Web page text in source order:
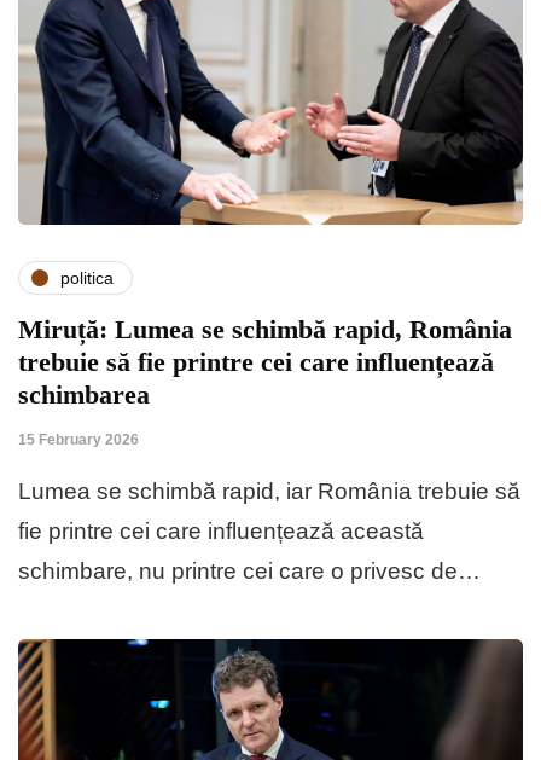
politica
Miruță: Lumea se schimbă rapid, România
trebuie să fie printre cei care influențează
schimbarea
15 February 2026
Lumea se schimbă rapid, iar România trebuie să
fie printre cei care influențează această
schimbare, nu printre cei care o privesc de…